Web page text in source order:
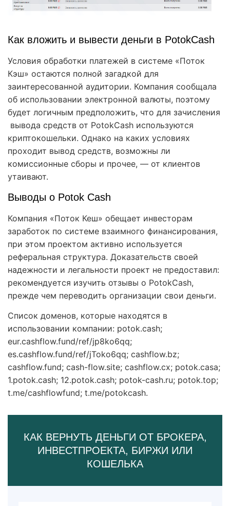
Как вложить и вывести деньги в PotokCash
Условия обработки платежей в системе «Поток
Кэш» остаются полной загадкой для
заинтересованной аудитории. Компания сообщала
об использовании электронной валюты, поэтому
будет логичным предположить, что для зачисления
вывода средств от PotokCash используются
криптокошельки. Однако на каких условиях
проходит вывод средств, возможны ли
комиссионные сборы и прочее, — от клиентов
утаивают.
Выводы о Potok Cash
Компания «Поток Кеш» обещает инвесторам
заработок по системе взаимного финансирования,
при этом проектом активно используется
реферальная структура. Доказательств своей
надежности и легальности проект не предоставил:
рекомендуется изучить отзывы о PotokCash,
прежде чем переводить организации свои деньги.
Список доменов, которые находятся в
использовании компании: potok.cash;
eur.cashflow.fund/ref/jp8ko6qq;
es.cashflow.fund/ref/jToko6qq; cashflow.bz;
cashflow.fund; cash-flow.site; cashflow.cx; potok.casa;
1.potok.cash; 12.potok.cash; potok-cash.ru; potok.top;
t.me/cashflowfund; t.me/potokcash.
КАК ВЕРНУТЬ ДЕНЬГИ ОТ БРОКЕРА,
ИНВЕСТПРОЕКТА, БИРЖИ ИЛИ
КОШЕЛЬКА